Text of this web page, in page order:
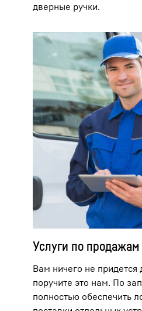
дверные ручки.
Услуги по продажам
Вам ничего не придется
поручите это нам. По
полностью обеспечить